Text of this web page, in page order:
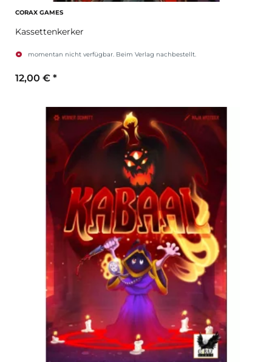
CORAX GAMES
Kassettenkerker
momentan nicht verfügbar. Beim Verlag nachbestellt.
12,00 € *